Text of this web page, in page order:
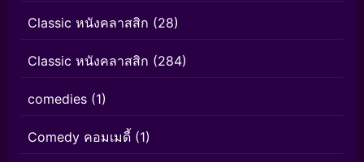
Classic หนังคลาสสิก (28)
Classic หนังคลาสสิก (284)
comedies (1)
Comedy คอมเมดี้ (1)